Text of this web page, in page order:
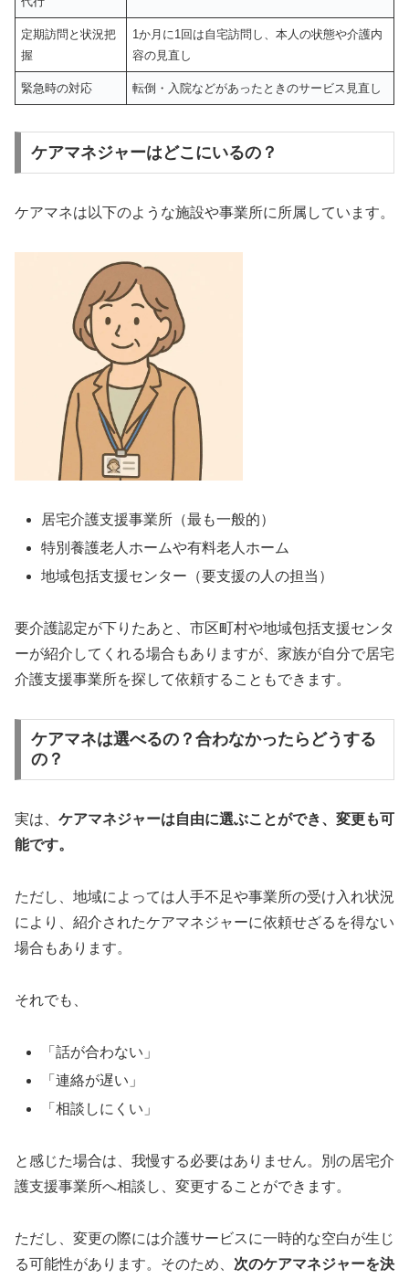
定期訪問と状況把
握
1か月に1回は自宅訪問し、本人の状態や介護内
容の見直し
緊急時の対応 転倒・入院などがあったときのサービス見直し
ケアマネジャーはどこにいるの？
ケアマネは以下のような施設や事業所に所属しています。
居宅介護支援事業所（最も一般的）
特別養護老人ホームや有料老人ホーム
地域包括支援センター（要支援の人の担当）
要介護認定が下りたあと、市区町村や地域包括支援センタ
ーが紹介してくれる場合もありますが、家族が自分で居宅
介護支援事業所を探して依頼することもできます。
ケアマネは選べるの？合わなかったらどうする
の？
実は、 ケアマネジャーは自由に選ぶことができ、変更も可
能です。
ただし、地域によっては人手不足や事業所の受け入れ状況
により、紹介されたケアマネジャーに依頼せざるを得ない
場合もあります。
それでも、
「話が合わない」
「連絡が遅い」
「相談しにくい」
と感じた場合は、我慢する必要はありません。別の居宅介
護支援事業所へ相談し、変更することができます。
ただし、変更の際には介護サービスに一時的な空白が生じ
る可能性があります。そのため、 次のケアマネジャーを決